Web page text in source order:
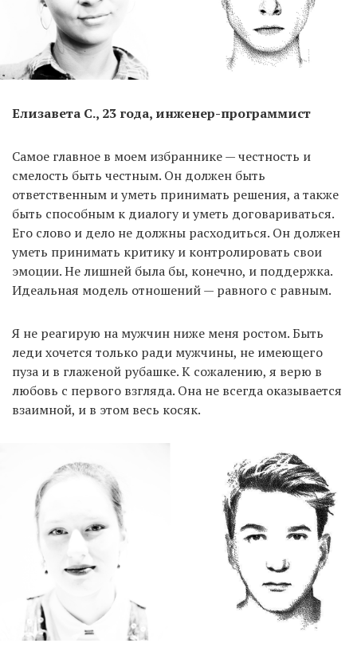
Елизавета С., 23 года, инженер-программист
Самое главное в моем избраннике — честность и
смелость быть честным. Он должен быть
ответственным и уметь принимать решения, а также
быть способным к диалогу и уметь договариваться.
Его слово и дело не должны расходиться. Он должен
уметь принимать критику и контролировать свои
эмоции. Не лишней была бы, конечно, и поддержка.
Идеальная модель отношений — равного с равным.
Я не реагирую на мужчин ниже меня ростом. Быть
леди хочется только ради мужчины, не имеющего
пуза и в глаженой рубашке. К сожалению, я верю в
любовь с первого взгляда. Она не всегда оказывается
взаимной, и в этом весь косяк.